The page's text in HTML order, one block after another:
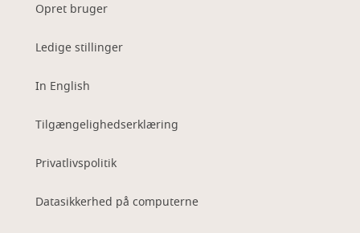
Opret bruger
Ledige stillinger
In English
Tilgængelighedserklæring
Privatlivspolitik
Datasikkerhed på computerne